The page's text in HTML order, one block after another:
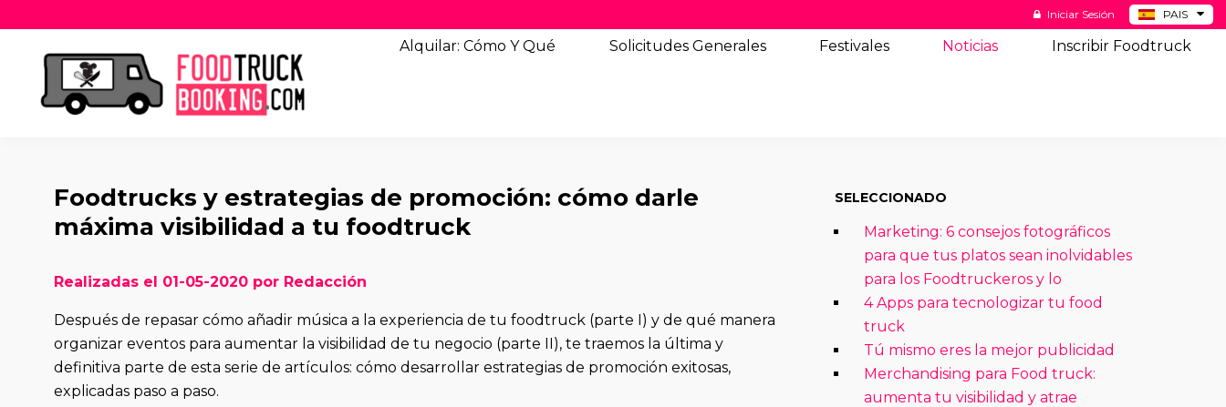
PAIS
Iniciar Sesión
Alquilar: Cómo Y Qué SolicitudesGenerales Festivales Noticias Inscribir Foodtruck
Foodtrucks y estrategias de promoción: cómo darle
máxima visibilidad a tu foodtruck
Realizadas el 01-05-2020 por Redacción
Después de repasar cómo añadir música a la experiencia de tu foodtruck (parte I) y de qué manera
organizar eventos para aumentar la visibilidad de tu negocio (parte II), te traemos la última y
definitiva parte de esta serie de artículos: cómo desarrollar estrategias de promoción exitosas,
explicadas paso a paso.
SELECCIONADO
Marketing: 6 consejos fotográficos
para que tus platos sean inolvidables
para los Foodtruckeros y lo
4 Apps para tecnologizar tu food
truck
Tú mismo eres la mejor publicidad
Merchandising para Food truck:
aumenta tu visibilidad y atrae